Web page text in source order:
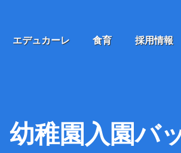
エデュカーレ 食育 採用情報
幼稚園入園バ